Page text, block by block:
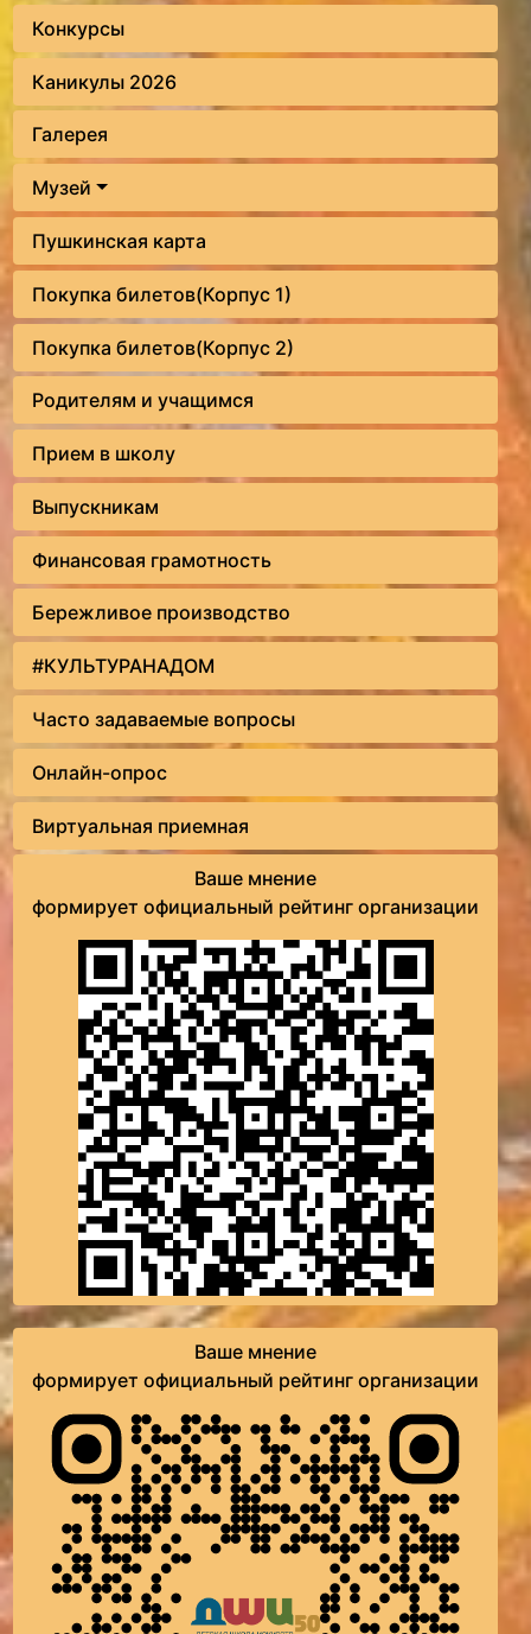
Конкурсы
Каникулы 2026
Галерея
Музей
Пушкинская карта
Покупка билетов(Корпус 1)
Покупка билетов(Корпус 2)
Родителям и учащимся
Прием в школу
Выпускникам
Финансовая грамотность
Бережливое производство
#КУЛЬТУРАНАДОМ
Часто задаваемые вопросы
Онлайн-опрос
Виртуальная приемная
Ваше мнение
формирует официальный рейтинг организации
Ваше мнение
формирует официальный рейтинг организации